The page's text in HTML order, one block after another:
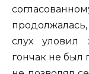
слух
гончак не был